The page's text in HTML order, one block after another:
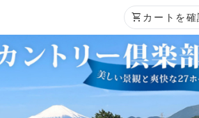
shopping_cart カートを